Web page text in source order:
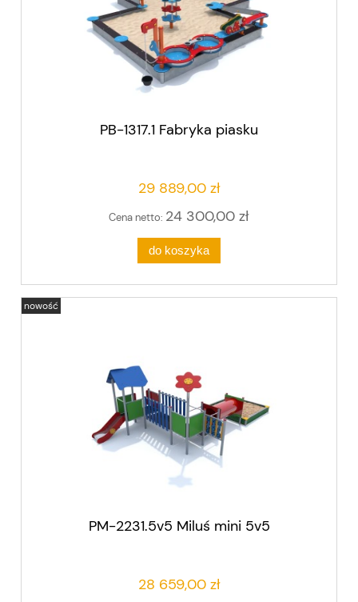
PB-1317.1 Fabryka piasku
29 889,00 zł
Cena netto: 24 300,00 zł
do koszyka
PM-2231.5v5 Miluś mini 5v5
28 659,00 zł
nowość